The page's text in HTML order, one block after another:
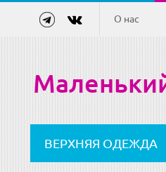
О нас
ВЕРХНЯЯ ОДЕЖДА